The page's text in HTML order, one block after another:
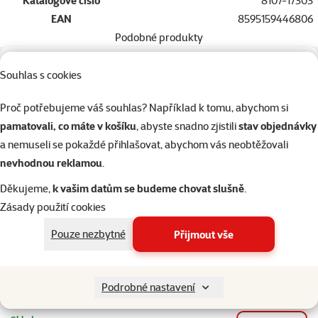
Souhlas s cookies
Proč potřebujeme váš souhlas? Například k tomu, abychom si
pamatovali, co máte v košíku, abyste snadno zjistilistav objednávky
a nemuseli se pokaždé přihlašovat, abychom vás neobtěžovali
nevhodnou reklamou.
Děkujeme,k vašim datům se budeme chovat slušně.
Zásady použití cookies
Pouze nezbytné
Přijmout vše
Podrobné nastavení
EAN
8595159446806
Podobné produkty
Cena
99 Kč
Skladem
Sušený moučný červ 500ml dóza
Hodnocení 100%, počet hodnocení: 1